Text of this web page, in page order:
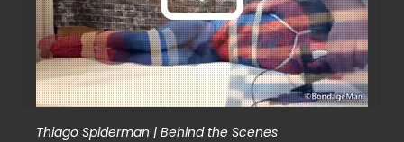
Thiago Spiderman | Behind the Scenes